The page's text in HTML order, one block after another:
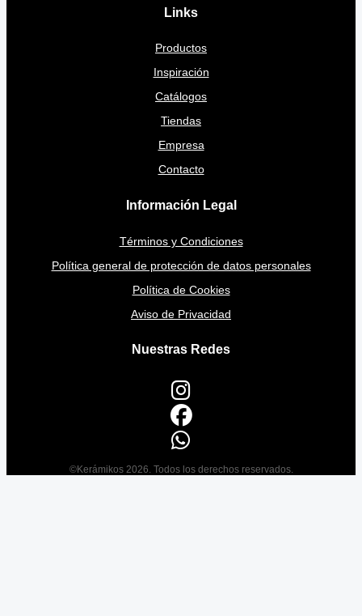
Links
Productos
Inspiración
Catálogos
Tiendas
Empresa
Contacto
Información Legal
Términos y Condiciones
Política general de protección de datos personales
Política de Cookies
Aviso de Privacidad
Nuestras Redes
©Kerámikos 2026. Todos los derechos reservados.